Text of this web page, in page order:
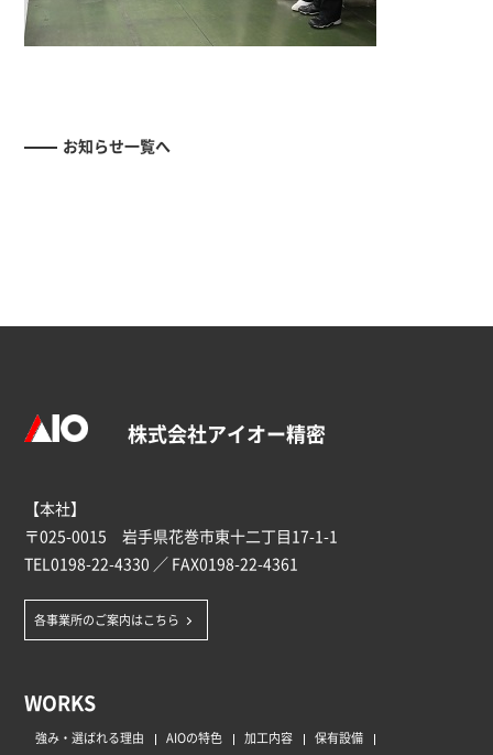
お知らせ一覧へ
株式会社アイオー精密
【本社】
〒025-0015 岩手県花巻市東十二丁目17-1-1
TEL0198-22-4330 ／ FAX0198-22-4361
各事業所のご案内はこちら
WORKS
強み・選ばれる理由 AIOの特色 加工内容
保有設備